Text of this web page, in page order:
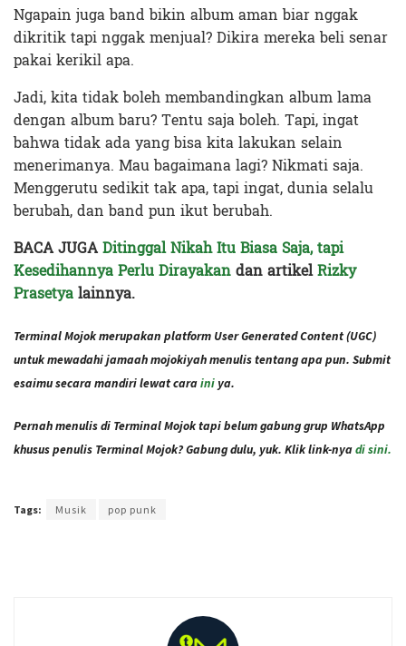
Ngapain juga band bikin album aman biar nggak
dikritik tapi nggak menjual? Dikira mereka beli senar
pakai kerikil apa.
Jadi, kita tidak boleh membandingkan album lama
dengan album baru? Tentu saja boleh. Tapi, ingat
bahwa tidak ada yang bisa kita lakukan selain
menerimanya. Mau bagaimana lagi? Nikmati saja.
Menggerutu sedikit tak apa, tapi ingat, dunia selalu
berubah, dan band pun ikut berubah.
BACA JUGADitinggal Nikah Itu Biasa Saja, tapi
Kesedihannya Perlu Dirayakandan artikelRizky
Prasetyalainnya.
Terminal Mojok merupakan platform User Generated Content (UGC)
untuk mewadahi jamaah mojokiyah menulis tentang apa pun. Submit
esaimu secara mandiri lewat caraini ya.
Pernah menulis di Terminal Mojok tapi belum gabung grup WhatsApp
khusus penulis Terminal Mojok? Gabung dulu, yuk. Klik link-nyadi sini.
Tags: Musik pop punk